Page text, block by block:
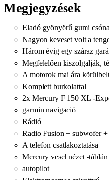
Megjegyzések
Eladó gyönyörű gumi
Nagyon keveset volt a
Három évig egy száraz
Megfelelően kiszolgálják,
A motorok mai ára
Komplett burkolattal
2x Mercury F 150 XL -
garmin navigáció
Rádió
Radio Fusion + subwofer +
A telefon csatlakoztatása
Mercury vesel nézet -táblán
autopilot